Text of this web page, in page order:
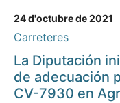
24 d'octubre de 2021
Carreteres
La Diputación
de adecuación
CV-7930 en